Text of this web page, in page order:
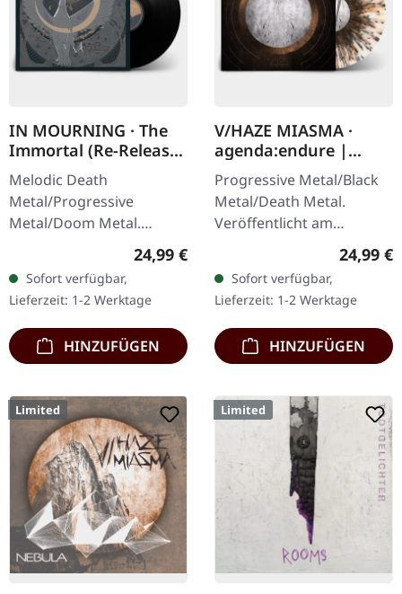
IN MOURNING · The
Immortal (Re-Release)
| BLACK LP
Melodic Death
Metal/Progressive
Metal/Doom Metal.
27.03.2026, auf Supreme
Chaos Records.
Schwarzes Vinyl mit
Insert. Zweite Auflage…
Regulärer Preis:
24,99 €
Sofort verfügbar,
Lieferzeit: 1-2 Werktage
HINZUFÜGEN
V/HAZE MIASMA ·
agenda:endure |
SPLATTER LP
Progressive Metal/Black
Metal/Death Metal.
Veröffentlicht am
08.12.2023, auf Supreme
Chaos Records. SCR
Exklusives Ultra
Clear/Silber/Gold/Schwar
z…
24,99 €
Sofort verfügbar,
Lieferzeit: 1-2 Werktage
HINZUFÜGEN
Limited Limited